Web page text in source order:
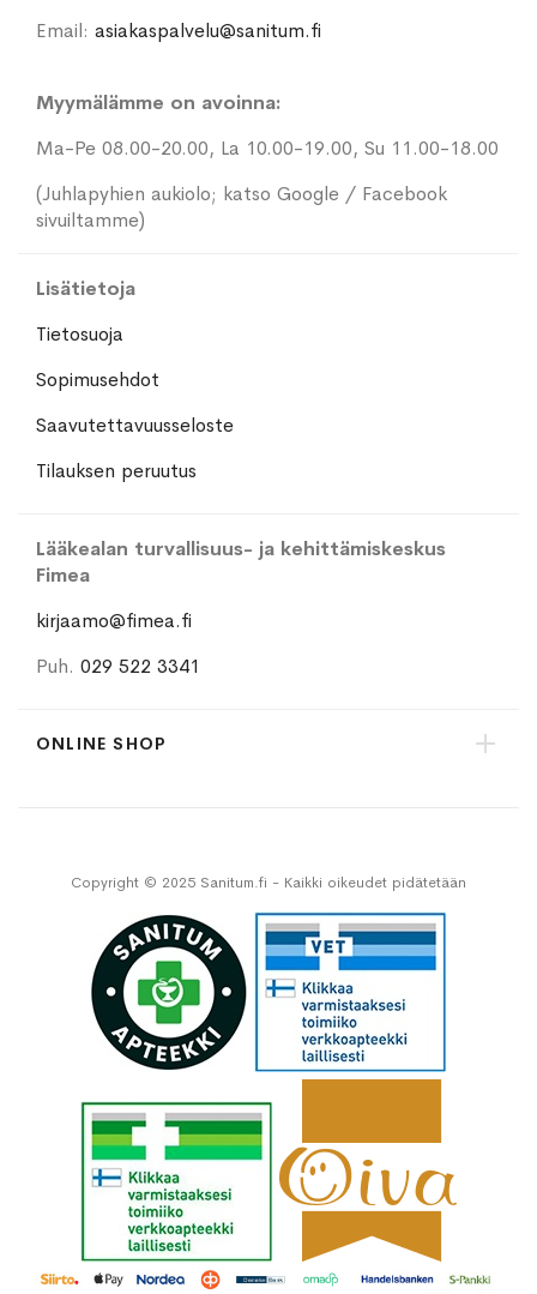
Email: asiakaspalvelu@sanitum.fi
Myymälämme on avoinna:
Ma-Pe 08.00-20.00, La 10.00-19.00, Su 11.00-18.00
(Juhlapyhien aukiolo; katso Google / Facebook
sivuiltamme)
Lisätietoja
Tietosuoja
Sopimusehdot
Saavutettavuusseloste
Tilauksen peruutus
Lääkealan turvallisuus- ja kehittämiskeskus
Fimea
kirjaamo@fimea.fi
Puh. 029 522 3341
ONLINE SHOP
Copyright © 2025 Sanitum.fi - Kaikki oikeudet pidätetään